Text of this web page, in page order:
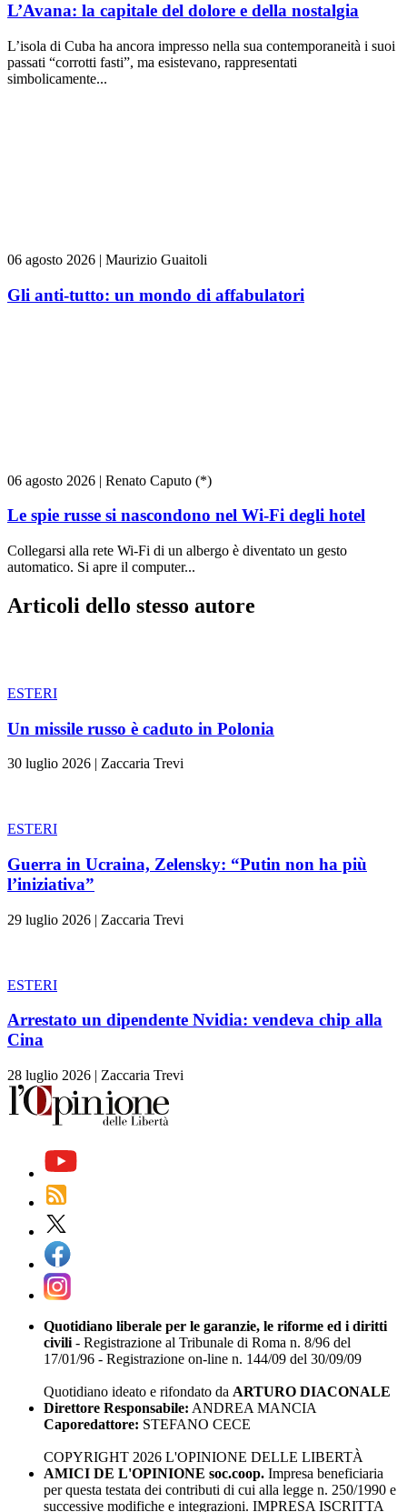
L’Avana: la capitale del dolore e della nostalgia
L’isola di Cuba ha ancora impresso nella sua contemporaneità i suoi
passati “corrotti fasti”, ma esistevano, rappresentati
simbolicamente...
06 agosto 2026 | Maurizio Guaitoli
Gli anti-tutto: un mondo di affabulatori
06 agosto 2026 | Renato Caputo (*)
Le spie russe si nascondono nel Wi-Fi degli hotel
Collegarsi alla rete Wi-Fi di un albergo è diventato un gesto
automatico. Si apre il computer...
Articoli dello stesso autore
ESTERI
Un missile russo è caduto in Polonia
30 luglio 2026 | Zaccaria Trevi
ESTERI
Guerra in Ucraina, Zelensky: “Putin non ha più
l’iniziativa”
29 luglio 2026 | Zaccaria Trevi
ESTERI
Arrestato un dipendente Nvidia: vendeva chip alla
Cina
28 luglio 2026 | Zaccaria Trevi
Quotidiano liberale per le garanzie, le riforme ed i diritti
civili - Registrazione al Tribunale di Roma n. 8/96 del
17/01/96 - Registrazione on-line n. 144/09 del 30/09/09
Quotidiano ideato e rifondato da ARTURO DIACONALE
Direttore Responsabile: ANDREA MANCIA
Caporedattore: STEFANO CECE
COPYRIGHT 2026 L'OPINIONE DELLE LIBERTÀ
AMICI DE L'OPINIONE soc.coop. Impresa beneficiaria
per questa testata dei contributi di cui alla legge n. 250/1990 e
successive modifiche e integrazioni. IMPRESA ISCRITTA